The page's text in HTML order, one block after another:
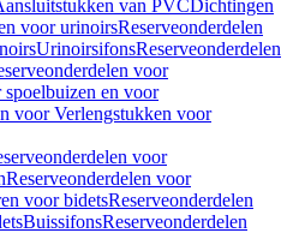
van PVCDichtingen
voor urinoirsReserveonderdelen
UrinoirsifonsReserveonderdelen
voor
en voor
voor Verlengstukken voor
voor
Reserveonderdelen voor
voor bidetsReserveonderdelen
BuissifonsReserveonderdelen